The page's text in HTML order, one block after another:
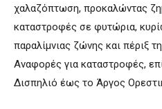
χαλαζόπτωση, προκαλώντας
καταστροφές σε φυτώρια,
παραλίμνιας ζώνης και πέριξ
Αναφορές για καταστροφές,
Δισπηλιό έως το Άργος